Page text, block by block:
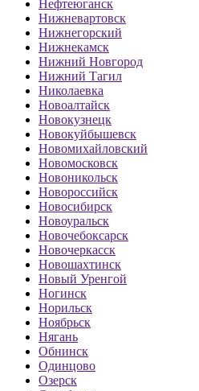
Нефтеюганск
Нижневартовск
Нижнегорский
Нижнекамск
Нижний Новгород
Нижний Тагил
Николаевка
Новоалтайск
Новокузнецк
Новокуйбышевск
Новомихайловский
Новомосковск
Новоникольск
Новороссийск
Новосибирск
Новоуральск
Новочебоксарск
Новочеркасск
Новошахтинск
Новый Уренгой
Ногинск
Норильск
Ноябрьск
Нягань
Обнинск
Одинцово
Озерск